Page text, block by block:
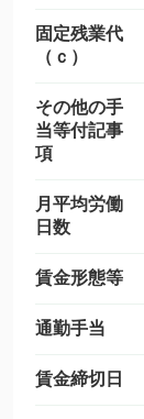
固定残業代
（ｃ）
その他の手
当等付記事
項
月平均労働
日数
賃金形態等
通勤手当
賃金締切日